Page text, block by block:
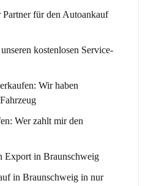
für den Autoankauf
kostenlosen Service-
Wir haben
Wer zahlt mir den
Export in Braunschweig
in Braunschweig in nur